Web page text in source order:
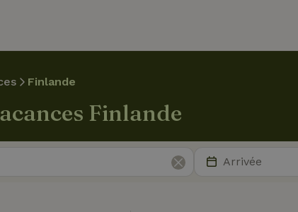
Finlande
Finlande